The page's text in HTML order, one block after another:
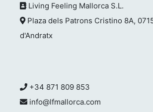
Living Feeling Mallorca S.L.
Plaza dels Patrons Cristino 8A,
d'Andratx
+34 871 809 853
info@lfmallorca.com